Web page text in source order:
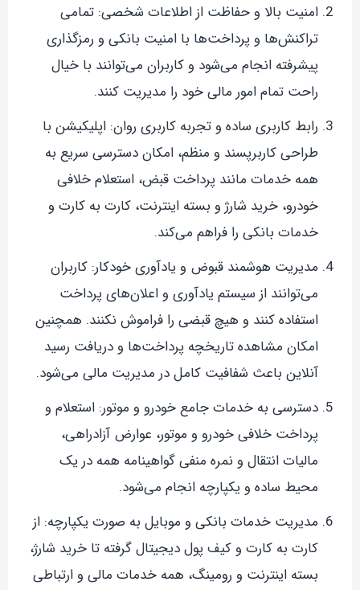
امنیت بالا و حفاظت از اطلاعات شخصی: تمامی
تراکنش‌ها و پرداخت‌ها با امنیت بانکی و رمزگذاری
پیشرفته انجام می‌شود و کاربران می‌توانند با خیال
راحت تمام امور مالی خود را مدیریت کنند.
رابط کاربری ساده و تجربه کاربری روان: اپلیکیشن با
طراحی کاربرپسند و منظم، امکان دسترسی سریع به
همه خدمات مانند پرداخت قبض، استعلام خلافی
خودرو، خرید شارژ و بسته اینترنت، کارت به کارت و
خدمات بانکی را فراهم می‌کند.
مدیریت هوشمند قبوض و یادآوری خودکار: کاربران
می‌توانند از سیستم یادآوری و اعلان‌های پرداخت
استفاده کنند و هیچ قبضی را فراموش نکنند. همچنین
امکان مشاهده تاریخچه پرداخت‌ها و دریافت رسید
آنلاین باعث شفافیت کامل در مدیریت مالی می‌شود.
دسترسی به خدمات جامع خودرو و موتور: استعلام و
پرداخت خلافی خودرو و موتور، عوارض آزادراهی،
مالیات انتقال و نمره منفی گواهینامه همه در یک
محیط ساده و یکپارچه انجام می‌شود.
مدیریت خدمات بانکی و موبایل به صورت یکپارچه: از
کارت به کارت و کیف پول دیجیتال گرفته تا خرید شارژ،
بسته اینترنت و رومینگ، همه خدمات مالی و ارتباطی